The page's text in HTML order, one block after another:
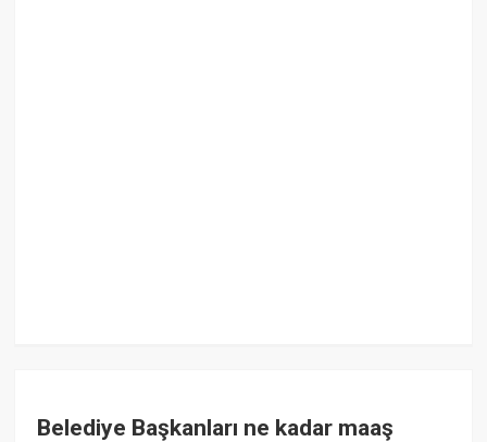
Belediye Başkanları ne kadar maaş